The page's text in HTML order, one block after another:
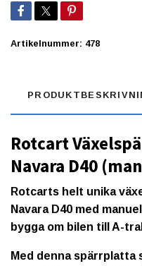
Artikelnummer: 478
Rotcart
Navara D40
Rotcarts helt unika
Navara D40 med
bygga om bilen till A-
Med denna spärrplatta